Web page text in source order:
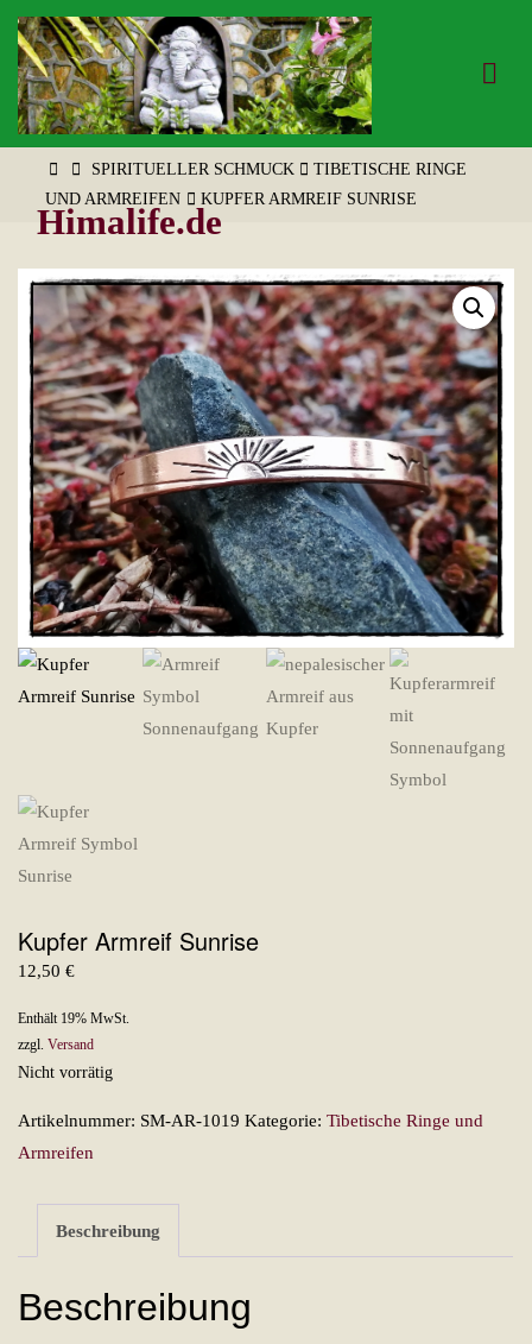
Zum
Inhalt
springen
Himalife.de
STARTSPIRITUELLER SCHMUCK
TIBETISCHE RINGE
UND ARMREIFEN
KUPFER ARMREIF SUNRISE
Kupfer Armreif Sunrise
12,50€
Enthält 19% MwSt.
zzgl.Versand
Nicht vorrätig
Artikelnummer: SM-AR-1019 Kategorie:Tibetische Ringe und
Armreifen
Beschreibung
Beschreibung